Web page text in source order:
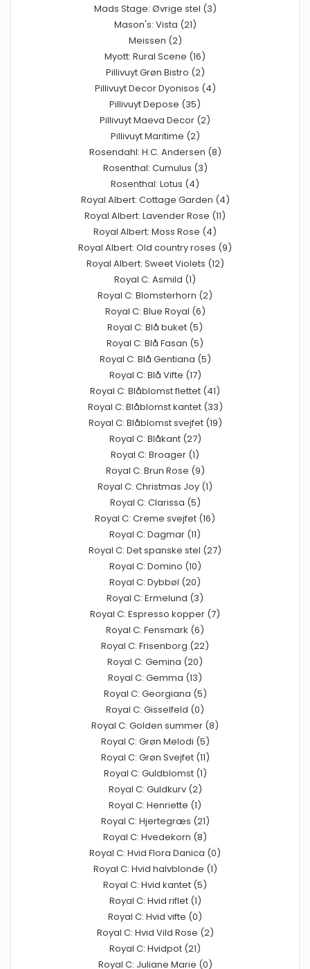
Mads Stage: Øvrige stel (3)
Mason's: Vista (21)
Meissen (2)
Myott: Rural Scene (16)
Pillivuyt Grøn Bistro (2)
Pillivuyt Decor Dyonisos (4)
Pillivuyt Depose (35)
Pillivuyt Maeva Decor (2)
Pillivuyt Maritime (2)
Rosendahl: H.C. Andersen (8)
Rosenthal: Cumulus (3)
Rosenthal: Lotus (4)
Royal Albert: Cottage Garden (4)
Royal Albert: Lavender Rose (11)
Royal Albert: Moss Rose (4)
Royal Albert: Old country roses (9)
Royal Albert: Sweet Violets (12)
Royal C: Asmild (1)
Royal C: Blomsterhorn (2)
Royal C: Blue Royal (6)
Royal C: Blå buket (5)
Royal C: Blå Fasan (5)
Royal C: Blå Gentiana (5)
Royal C: Blå Vifte (17)
Royal C: Blåblomst flettet (41)
Royal C: Blåblomst kantet (33)
Royal C: Blåblomst svejfet (19)
Royal C: Blåkant (27)
Royal C: Broager (1)
Royal C: Brun Rose (9)
Royal C: Christmas Joy (1)
Royal C: Clarissa (5)
Royal C: Creme svejfet (16)
Royal C: Dagmar (11)
Royal C: Det spanske stel (27)
Royal C: Domino (10)
Royal C: Dybbøl (20)
Royal C: Ermelund (3)
Royal C: Espresso kopper (7)
Royal C: Fensmark (6)
Royal C: Frisenborg (22)
Royal C: Gemina (20)
Royal C: Gemma (13)
Royal C: Georgiana (5)
Royal C: Gisselfeld (0)
Royal C: Golden summer (8)
Royal C: Grøn Melodi (5)
Royal C: Grøn Svejfet (11)
Royal C: Guldblomst (1)
Royal C: Guldkurv (2)
Royal C: Henriette (1)
Royal C: Hjertegræs (21)
Royal C: Hvedekorn (8)
Royal C: Hvid Flora Danica (0)
Royal C: Hvid halvblonde (1)
Royal C: Hvid kantet (5)
Royal C: Hvid riflet (1)
Royal C: Hvid vifte (0)
Royal C: Hvid Vild Rose (2)
Royal C: Hvidpot (21)
Royal C: Juliane Marie (0)